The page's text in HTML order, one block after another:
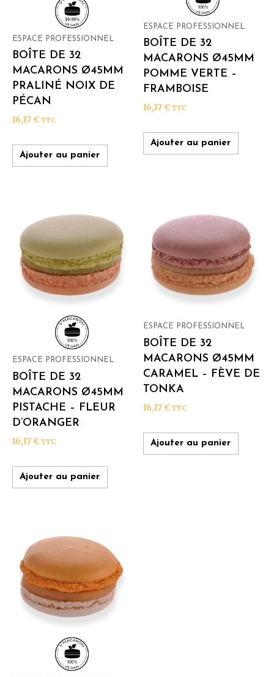
ESPACE PROFESSIONNEL
BOÎTE DE 32
MACARONS Ø45MM
PRALINÉ NOIX DE
PÉCAN
16,17 € TTC
Ajouter au panier
ESPACE PROFESSIONNEL
BOÎTE DE 32
MACARONS Ø45MM
POMME VERTE –
FRAMBOISE
16,17 € TTC
Ajouter au panier
ESPACE PROFESSIONNEL
BOÎTE DE 32
MACARONS Ø45MM
PISTACHE – FLEUR
D’ORANGER
16,17 € TTC
Ajouter au panier
ESPACE PROFESSIONNEL
BOÎTE DE 32
MACARONS Ø45MM
CARAMEL – FÈVE DE
TONKA
16,17 € TTC
Ajouter au panier